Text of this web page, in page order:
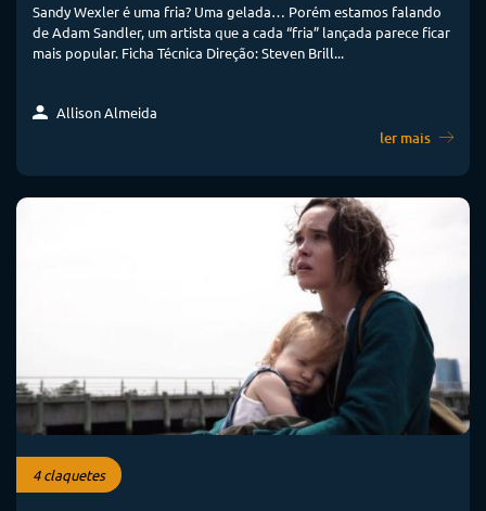
Sandy Wexler é uma fria? Uma gelada… Porém estamos falando
de Adam Sandler, um artista que a cada “fria” lançada parece ficar
mais popular. Ficha Técnica Direção: Steven Brill...
Allison Almeida
ler mais
4 claquetes